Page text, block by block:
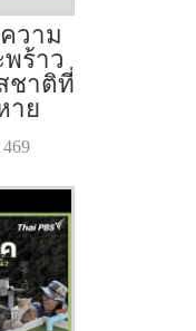
วาม
ร้าว
ชาติที่
าย
469